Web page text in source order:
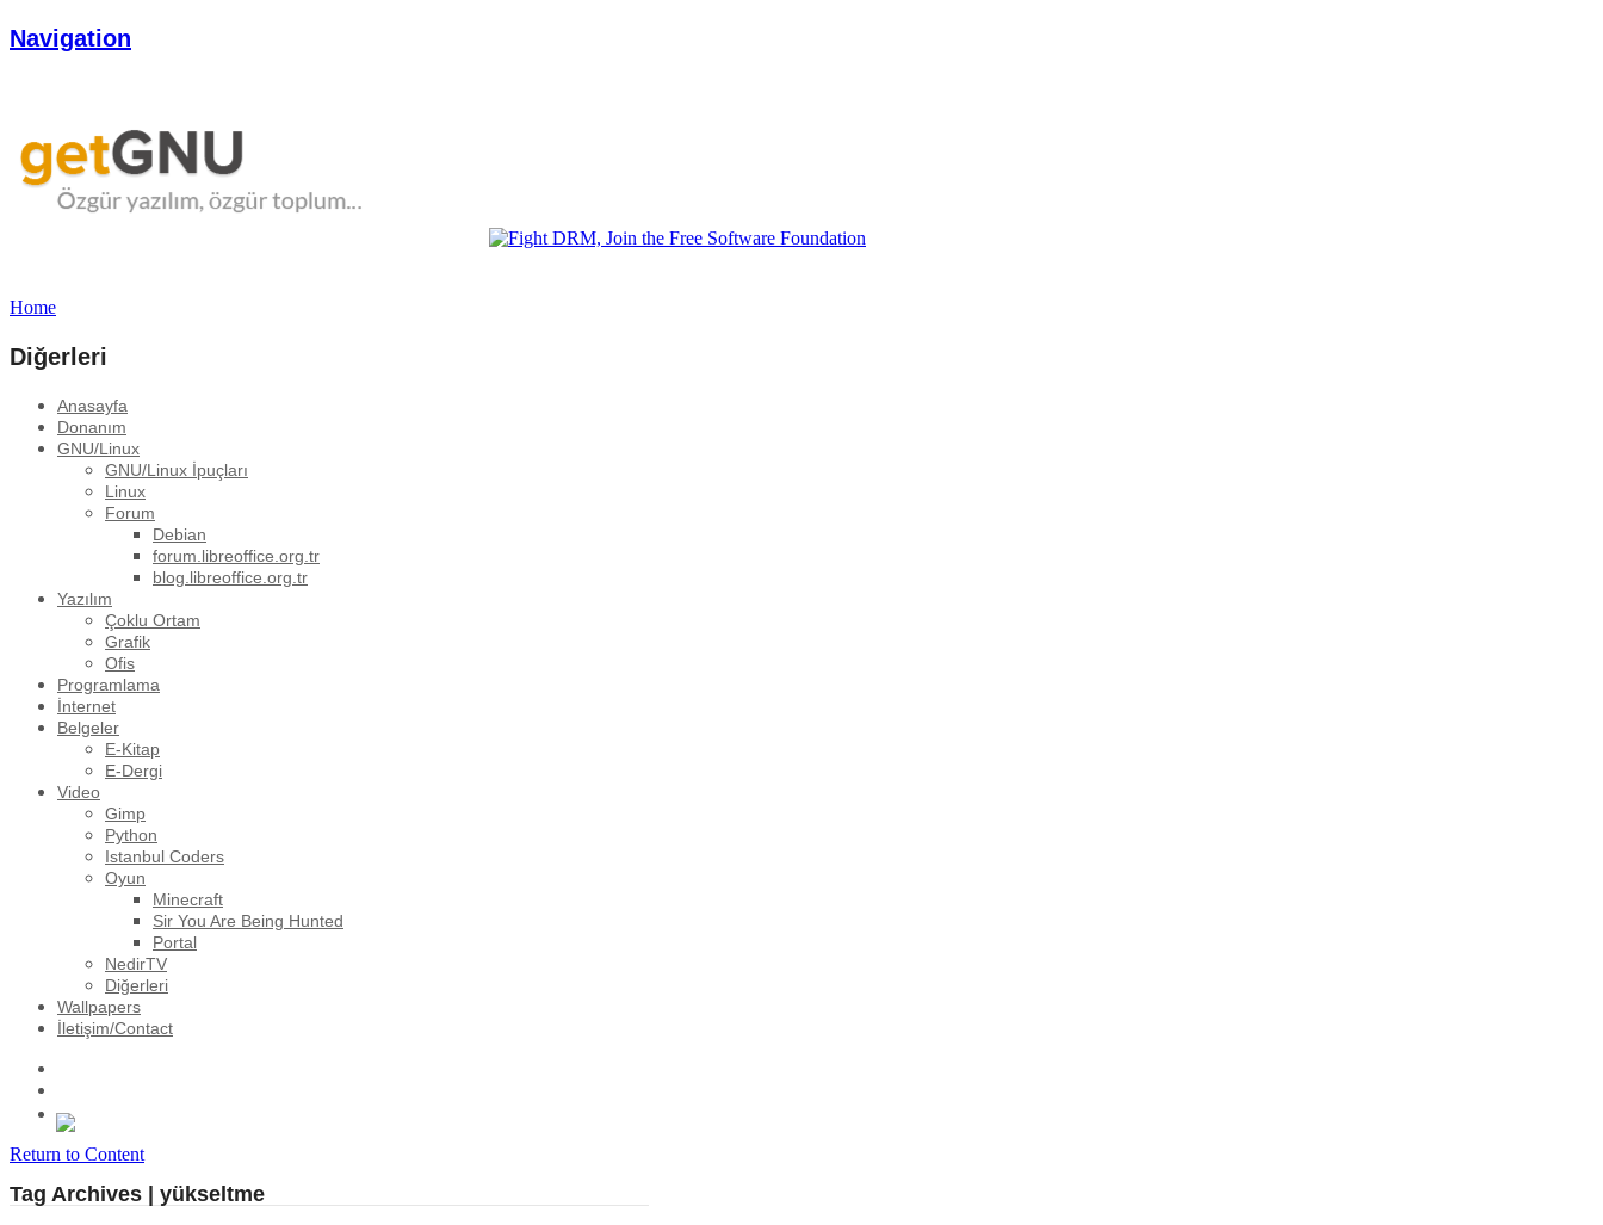
Navigation
Home
Diğerleri
Anasayfa
Donanım
GNU/Linux
GNU/Linux İpuçları
Linux
Forum
Debian
forum.libreoffice.org.tr
blog.libreoffice.org.tr
Yazılım
Çoklu Ortam
Grafik
Ofis
Programlama
İnternet
Belgeler
E-Kitap
E-Dergi
Video
Gimp
Python
Istanbul Coders
Oyun
Minecraft
Sir You Are Being Hunted
Portal
NedirTV
Diğerleri
Wallpapers
İletişim/Contact
Return to Content
Tag Archives | yükseltme